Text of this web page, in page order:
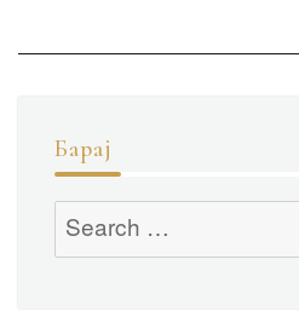
Барај
Search
for: